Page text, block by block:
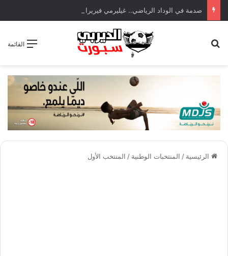
القائمة
الرئيسية / المنتخبات الوطنية / المنتخب الأول